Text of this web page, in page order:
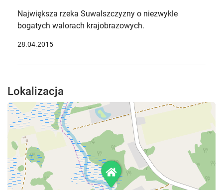
Największa rzeka Suwalszczyzny o niezwykle
bogatych walorach krajobrazowych.
28.04.2015
Lokalizacja